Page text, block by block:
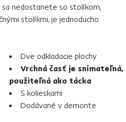
sa nedostanete so stolíkom,
stolíkmi, je jednoducho
Dve odkladacie plochy
Vrchná časť je snímateľná,
použiteľná ako tácka
S kolieskami
Dodávané v demonte